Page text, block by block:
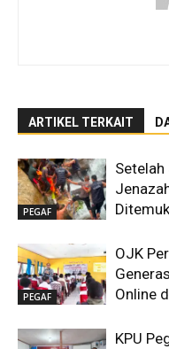
ARTIKEL TERKAIT
PEGAF
Setelah
PEGAF
OJK
Online
KPU